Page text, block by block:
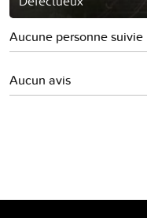
Aucune personne suivie
Aucun avis